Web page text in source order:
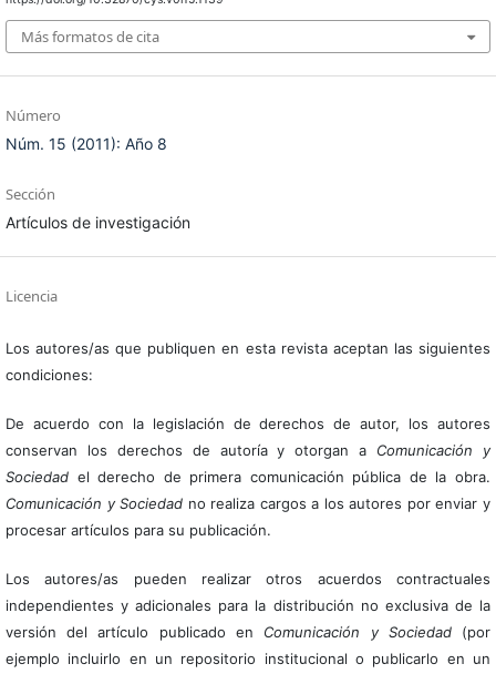
Más formatos de cita
Número
Núm. 15 (2011): Año 8
Sección
Artículos de investigación
Licencia
Los autores/as que publiquen en esta revista aceptan las siguientes
condiciones:
De acuerdo con la legislación de derechos de autor, los autores
conservan los derechos de autoría y otorgan a Comunicación y
Sociedadel derecho de primera comunicación pública de la obra.
Comunicación y Sociedad no realiza cargos a los autores por enviar y
procesar artículos para su publicación.
Los autores/as pueden realizar otros acuerdos contractuales
independientes y adicionales para la distribución no exclusiva de la
versión del artículo publicado en Comunicación y Sociedad(por
ejemplo incluirlo en un repositorio institucional o publicarlo en un